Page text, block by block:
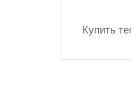
Купить